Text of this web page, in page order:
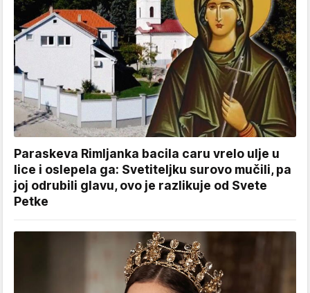
Paraskeva Rimljanka bacila caru vrelo ulje u
lice i oslepela ga: Svetiteljku surovo mučili, pa
joj odrubili glavu, ovo je razlikuje od Svete
Petke